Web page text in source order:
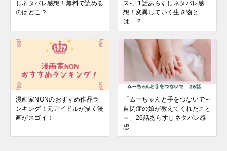
じネタバレ感想！無料で読める
のはどこ？
ス-」1話あらすじネタバレ感
想！変異していく生き物と
は…？
漫画家NONのおすすめ作品ラ
ンキング！元アイドルが描く漫
画がスゴイ！
「ムーちゃんと手をつないで～
自閉症の娘が教えてくれたこと
～」26話あらすじネタバレ感
想